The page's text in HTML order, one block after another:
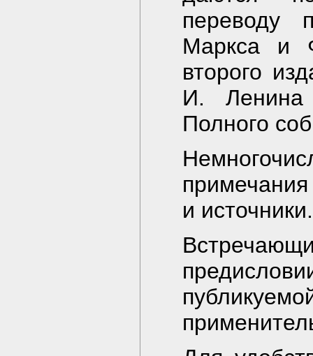
переводу
Маркса и
второго
И. Ленина
Полного
и источники.